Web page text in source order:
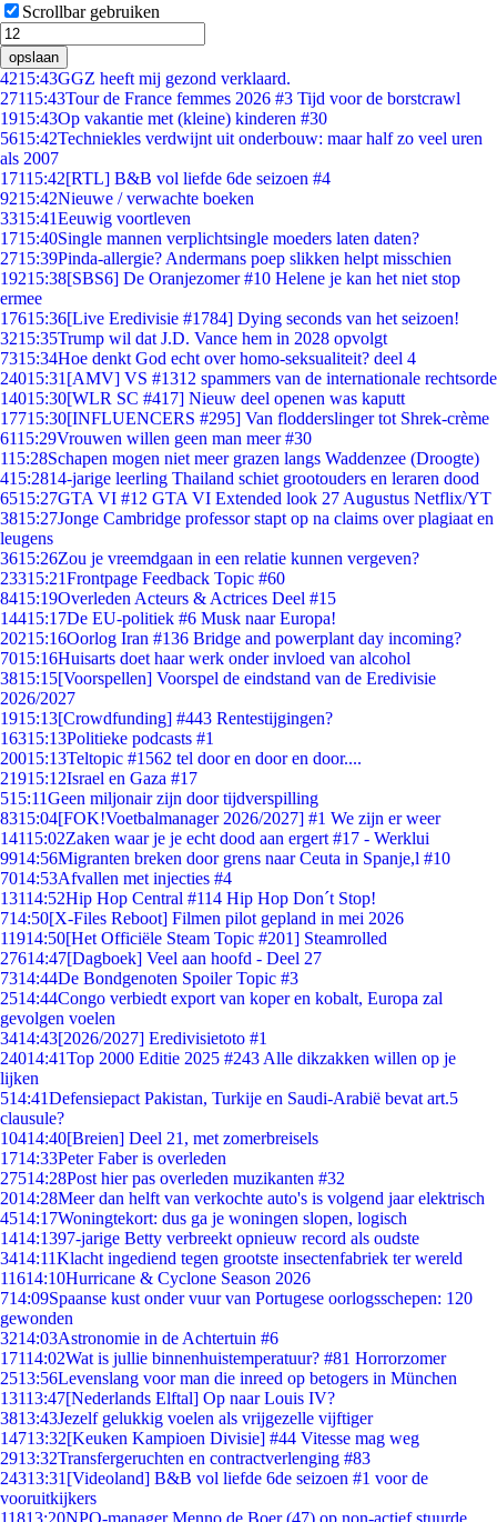
Scrollbar gebruiken
opslaan
4215:43GGZ heeft mij gezond verklaard.
27115:43Tour de France femmes 2026 #3 Tijd voor de borstcrawl
1915:43Op vakantie met (kleine) kinderen #30
5615:42Techniekles verdwijnt uit onderbouw: maar half zo veel uren
als 2007
17115:42[RTL] B&B vol liefde 6de seizoen #4
9215:42Nieuwe / verwachte boeken
3315:41Eeuwig voortleven
1715:40Single mannen verplichtsingle moeders laten daten?
2715:39Pinda-allergie? Andermans poep slikken helpt misschien
19215:38[SBS6] De Oranjezomer #10 Helene je kan het niet stop
ermee
17615:36[Live Eredivisie #1784] Dying seconds van het seizoen!
3215:35Trump wil dat J.D. Vance hem in 2028 opvolgt
7315:34Hoe denkt God echt over homo-seksualiteit? deel 4
24015:31 [AMV] VS #1312 spammers van de internationale rechtsorde
14015:30[WLR SC #417] Nieuw deel openen was kaputt
17715:30[INFLUENCERS #295] Van flodderslinger tot Shrek-crème
6115:29Vrouwen willen geen man meer #30
115:28Schapen mogen niet meer grazen langs Waddenzee (Droogte)
415:2814-jarige leerling Thailand schiet grootouders en leraren dood
6515:27GTA VI #12 GTA VI Extended look 27 Augustus Netflix/YT
3815:27Jonge Cambridge professor stapt op na claims over plagiaat en
leugens
3615:26Zou je vreemdgaan in een relatie kunnen vergeven?
23315:21Frontpage Feedback Topic #60
8415:19Overleden Acteurs & Actrices Deel #15
14415:17De EU-politiek #6 Musk naar Europa!
20215:16Oorlog Iran #136 Bridge and powerplant day incoming?
7015:16Huisarts doet haar werk onder invloed van alcohol
3815:15[Voorspellen] Voorspel de eindstand van de Eredivisie
2026/2027
1915:13[Crowdfunding] #443 Rentestijgingen?
16315:13Politieke podcasts #1
20015:13Teltopic #1562 tel door en door en door....
21915:12Israel en Gaza #17
515:11Geen miljonair zijn door tijdverspilling
8315:04[FOK!Voetbalmanager 2026/2027] #1 We zijn er weer
14115:02Zaken waar je je echt dood aan ergert #17 - Werklui
9914:56Migranten breken door grens naar Ceuta in Spanje,l #10
7014:53Afvallen met injecties #4
13114:52Hip Hop Central #114 Hip Hop Don´t Stop!
714:50[X-Files Reboot] Filmen pilot gepland in mei 2026
11914:50[Het Officiële Steam Topic #201] Steamrolled
27614:47[Dagboek] Veel aan hoofd - Deel 27
7314:44De Bondgenoten Spoiler Topic #3
2514:44Congo verbiedt export van koper en kobalt, Europa zal
gevolgen voelen
3414:43[2026/2027] Eredivisietoto #1
24014:41Top 2000 Editie 2025 #243 Alle dikzakken willen op je
lijken
514:41Defensiepact Pakistan, Turkije en Saudi-Arabië bevat art.5
clausule?
10414:40[Breien] Deel 21, met zomerbreisels
1714:33Peter Faber is overleden
27514:28Post hier pas overleden muzikanten #32
2014:28Meer dan helft van verkochte auto's is volgend jaar elektrisch
4514:17Woningtekort: dus ga je woningen slopen, logisch
1414:1397-jarige Betty verbreekt opnieuw record als oudste
3414:11Klacht ingediend tegen grootste insectenfabriek ter wereld
11614:10Hurricane & Cyclone Season 2026
714:09Spaanse kust onder vuur van Portugese oorlogsschepen: 120
gewonden
3214:03Astronomie in de Achtertuin #6
17114:02Wat is jullie binnenhuistemperatuur? #81 Horrorzomer
2513:56Levenslang voor man die inreed op betogers in München
13113:47[Nederlands Elftal] Op naar Louis IV?
3813:43Jezelf gelukkig voelen als vrijgezelle vijftiger
14713:32[Keuken Kampioen Divisie] #44 Vitesse mag weg
2913:32Transfergeruchten en contractverlenging #83
24313:31 [Videoland] B&B vol liefde 6de seizoen #1 voor de
vooruitkijkers
11813:20NPO-manager Menno de Boer (47) op non-actief stuurde